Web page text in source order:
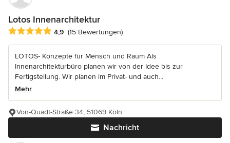
Lotos Innenarchitektur
Durchschnittliche Bewertung: 4.9 von 5 Sternen
4,9 (15 Bewertungen)
LOTOS- Konzepte für Mensch und Raum Als
Innenarchitekturbüro planen wir von der Idee bis zur
Fertigstellung. Wir planen im Privat- und auch...
Mehr
Nachricht
Von-Quadt-Straße 34, 51069 Köln